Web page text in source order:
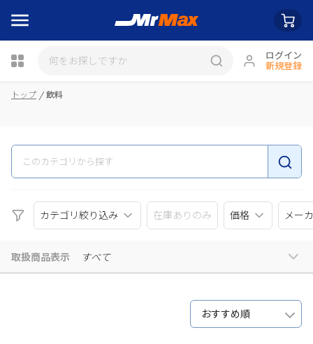
ログイン
新規登録
瓶詰
トップ 飲料
カテゴリ絞り込み 在庫ありのみ 価格 メー
取扱商品表示 すべて
おすすめ順